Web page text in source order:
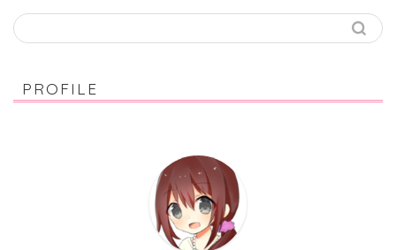
PROFILE